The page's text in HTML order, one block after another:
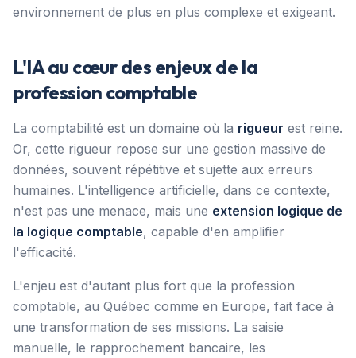
environnement de plus en plus complexe et exigeant.
L'IA au cœur des enjeux de la
profession comptable
La comptabilité est un domaine où la rigueur est reine.
Or, cette rigueur repose sur une gestion massive de
données, souvent répétitive et sujette aux erreurs
humaines. L'intelligence artificielle, dans ce contexte,
n'est pas une menace, mais une extension logique de
la logique comptable, capable d'en amplifier
l'efficacité.
L'enjeu est d'autant plus fort que la profession
comptable, au Québec comme en Europe, fait face à
une transformation de ses missions. La saisie
manuelle, le rapprochement bancaire, les